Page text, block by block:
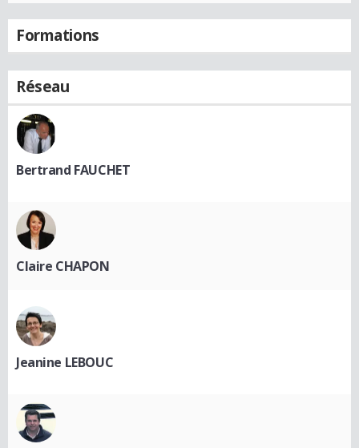
Formations
Réseau
Bertrand FAUCHET
Claire CHAPON
Jeanine LEBOUC